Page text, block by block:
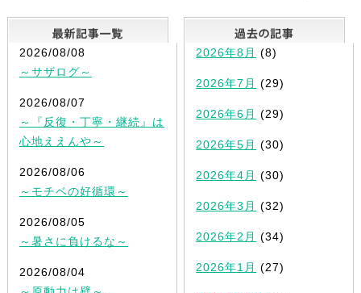
最新記事一覧
2026/08/08
～サザログ～
2026/08/07
～『反復・丁寧・継続』は
心地ええんや～
2026/08/06
～モチベの好循環～
2026/08/05
～暑さに負けるな～
2026/08/04
2026年8月 (8)
2026年7月 (29)
2026年6月 (29)
2026年5月 (30)
2026年4月 (30)
2026年3月 (32)
2026年2月 (34)
2026年1月 (27)